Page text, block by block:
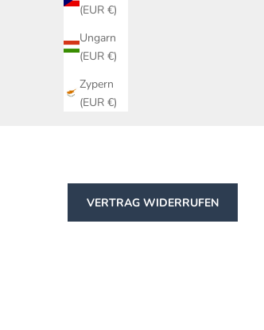
(EUR €)
Ungarn
(EUR €)
Zypern
(EUR €)
VERTRAG WIDERRUFEN